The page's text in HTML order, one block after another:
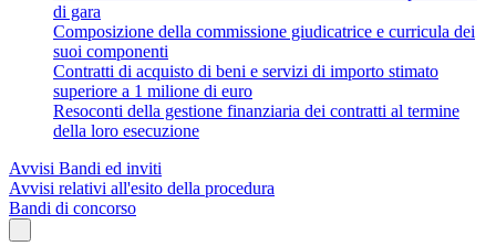
di gara
Composizione della commissione giudicatrice e curricula dei
suoi componenti
Contratti di acquisto di beni e servizi di importo stimato
superiore a 1 milione di euro
Resoconti della gestione finanziaria dei contratti al termine
della loro esecuzione
Avvisi Bandi ed inviti
Avvisi relativi all'esito della procedura
Bandi di concorso